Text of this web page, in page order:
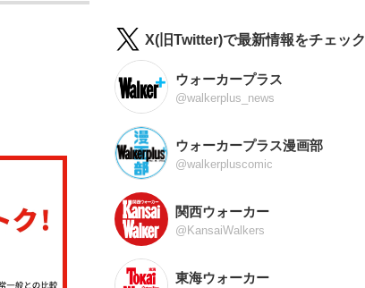
X(旧Twitter)で最新情報をチェック
ウォーカープラス
@walkerplus_news
ウォーカープラス漫画部
@walkerpluscomic
関西ウォーカー
@KansaiWalkers
東海ウォーカー